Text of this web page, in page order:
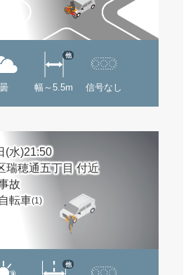
曇 幅～5.5m
他
信号なし
(水)21:50
瑞穂通五丁目 付近
故
自転車(1)
他